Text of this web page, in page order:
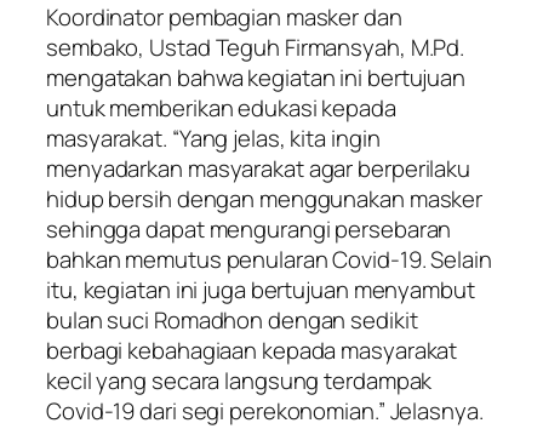
Koordinator pembagian masker dan
sembako, Ustad Teguh Firmansyah, M.Pd.
mengatakan bahwa kegiatan ini bertujuan
untuk memberikan edukasi kepada
masyarakat. “Yang jelas, kita ingin
menyadarkan masyarakat agar berperilaku
hidup bersih dengan menggunakan masker
sehingga dapat mengurangi persebaran
bahkan memutus penularan Covid-19. Selain
itu, kegiatan ini juga bertujuan menyambut
bulan suci Romadhon dengan sedikit
berbagi kebahagiaan kepada masyarakat
kecil yang secara langsung terdampak
Covid-19 dari segi perekonomian.” Jelasnya.